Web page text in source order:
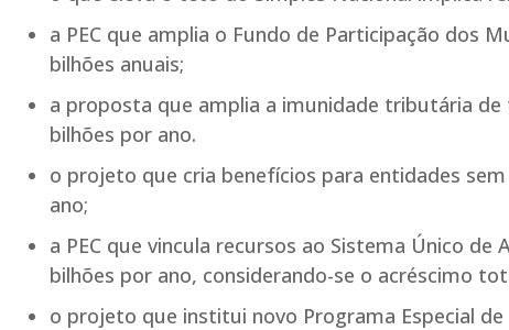
a PEC que amplia o Fundo de Participação dos
bilhões anuais;
a proposta que amplia a imunidade tributária
bilhões por ano.
o projeto que cria benefícios para entidades
ano;
a PEC que vincula recursos ao Sistema Único de
bilhões por ano, considerando-se o acréscimo
o projeto que institui novo Programa Especial